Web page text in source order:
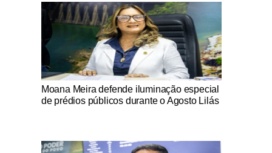
Notícias Católicas
Moana Meira defende iluminação especial
de prédios públicos durante o Agosto Lilás